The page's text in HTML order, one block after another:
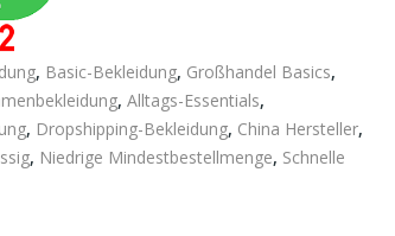
, Basic-Bekleidung, Großhandel Basics,
, Alltags-Essentials,
, Dropshipping-Bekleidung, China Hersteller,
, Niedrige Mindestbestellmenge, Schnelle